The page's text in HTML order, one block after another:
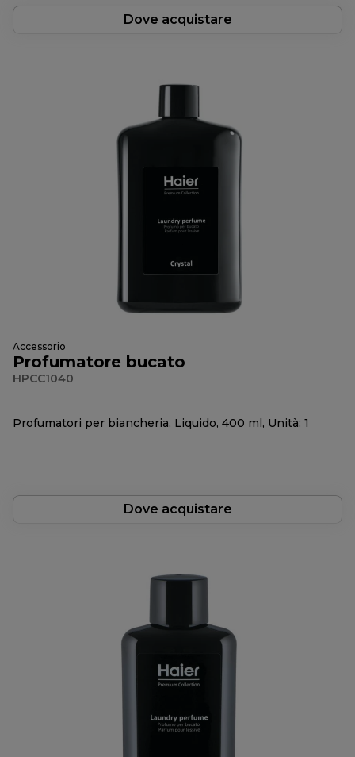
Dove acquistare
Accessorio
Profumatore bucato
HPCC1040
Profumatori per biancheria, Liquido, 400 ml, Unità: 1
Dove acquistare